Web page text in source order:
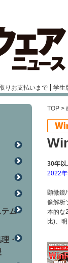
りお支払いまで 学生
TOP >
30年以
2022
顕微鏡
像解析
本的な
比)、
ム
理・